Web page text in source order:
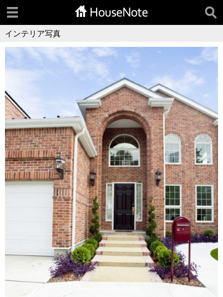
インテリア写真